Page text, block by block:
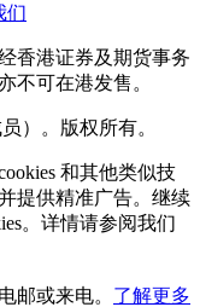
们
香港证券及期货事务
不可在港发售。
）。版权所有。
和其他类似技
提供精准广告。继续
。详情请参阅我们
邮或来电。 了解更多